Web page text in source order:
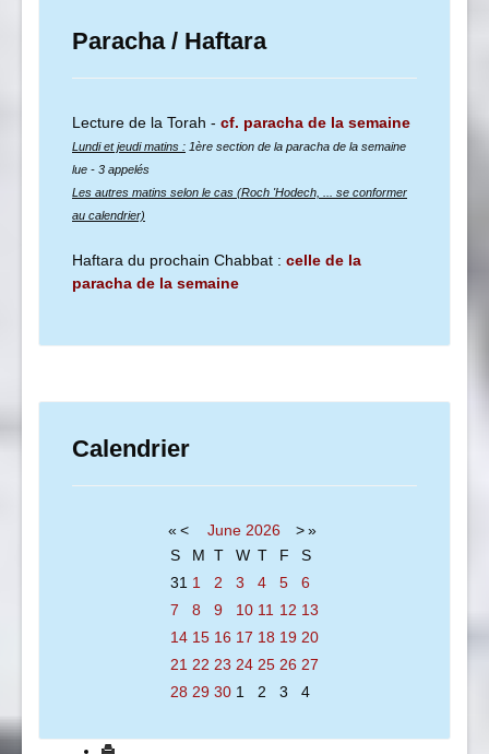
Paracha / Haftara
Lecture de la Torah - cf. paracha de la semaine
Lundi et jeudi matins : 1ère section de la paracha de la semaine
lue - 3 appelés
Les autres matins selon le cas (Roch 'Hodech, ... se conformer
au calendrier)
Haftara du prochain Chabbat : celle de la
paracha de la semaine
Calendrier
« < June 2026 >»
S
M T W T F
S
31 1 2 3 4 5
6
7
8 9 10 11 12 13
14 15 16 17 18 19 20
21 22 23 24 25 26 27
28 29 30 1 2 3 4